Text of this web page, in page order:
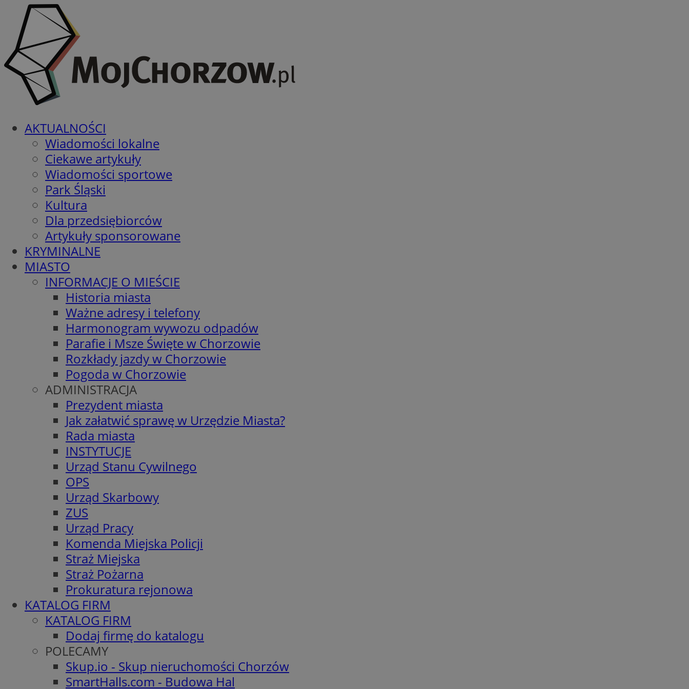
AKTUALNOŚCI
Wiadomości lokalne
Ciekawe artykuły
Wiadomości sportowe
Park Śląski
Kultura
Dla przedsiębiorców
Artykuły sponsorowane
KRYMINALNE
MIASTO
INFORMACJE O MIEŚCIE
Historia miasta
Ważne adresy i telefony
Harmonogram wywozu odpadów
Parafie i Msze Święte w Chorzowie
Rozkłady jazdy w Chorzowie
Pogoda w Chorzowie
ADMINISTRACJA
Prezydent miasta
Jak załatwić sprawę w Urzędzie Miasta?
Rada miasta
INSTYTUCJE
Urząd Stanu Cywilnego
OPS
Urząd Skarbowy
ZUS
Urząd Pracy
Komenda Miejska Policji
Straż Miejska
Straż Pożarna
Prokuratura rejonowa
KATALOG FIRM
KATALOG FIRM
Dodaj firmę do katalogu
POLECAMY
Skup.io - Skup nieruchomości Chorzów
SmartHalls.com - Budowa Hal